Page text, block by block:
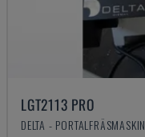
LGT2113 PRO
DELTA - PORTALFRÄSMASKIN